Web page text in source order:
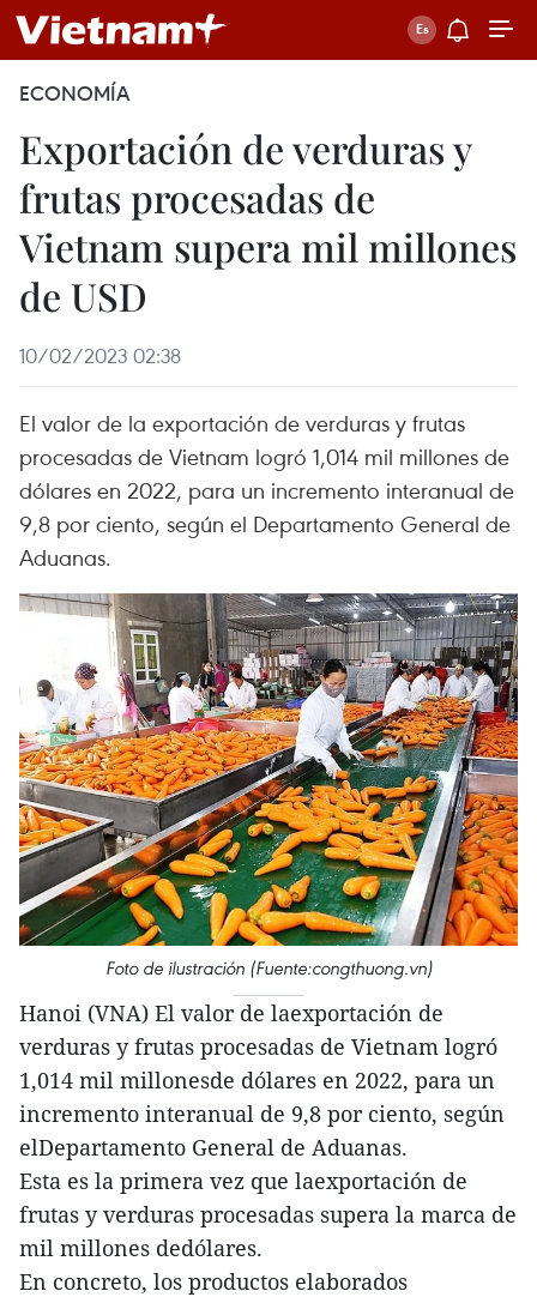
ECONOMÍA
Exportación de verduras y
frutas procesadas de
Vietnam supera mil millones
de USD
10/02/2023 02:38
El valor de la exportación de verduras y frutas
procesadas de Vietnam logró 1,014 mil millones de
dólares en 2022, para un incremento interanual de
9,8 por ciento, según el Departamento General de
Aduanas.
Foto de ilustración (Fuente:congthuong.vn)
Hanoi (VNA) El valor de laexportación de
verduras y frutas procesadas de Vietnam logró
1,014 mil millonesde dólares en 2022, para un
incremento interanual de 9,8 por ciento, según
elDepartamento General de Aduanas.
Esta es la primera vez que laexportación de
frutas y verduras procesadas supera la marca de
mil millones dedólares.
En concreto, los productos elaborados